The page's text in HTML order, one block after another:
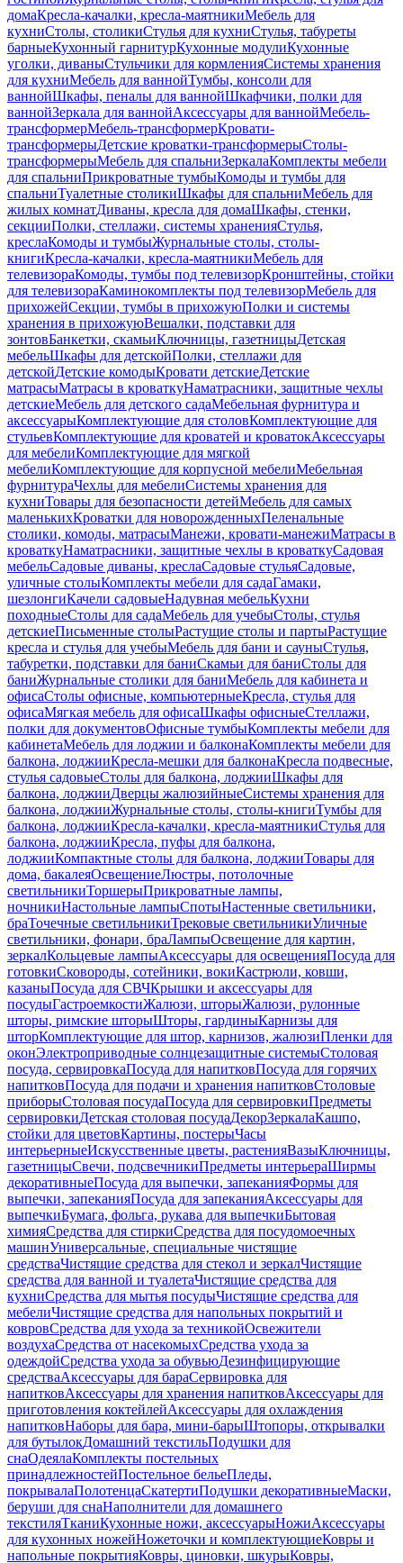
домаКресла-качалки, кресла-маятникиМебель для
кухниСтолы, столикиСтулья для кухниСтулья, табуреты
барныеКухонный гарнитурКухонные модулиКухонные
уголки, диваныСтульчики для кормленияСистемы хранения
для кухниМебель для ваннойТумбы, консоли для
ваннойШкафы, пеналы для ваннойШкафчики, полки для
ваннойЗеркала для ваннойАксессуары для ваннойМебель-
трансформерМебель-трансформерКровати-
трансформерыДетские кроватки-трансформерыСтолы-
трансформерыМебель для спальниЗеркалаКомплекты мебели
для спальниПрикроватные тумбыКомоды и тумбы для
спальниТуалетные столикиШкафы для спальниМебель для
жилых комнатДиваны, кресла для домаШкафы, стенки,
секцииПолки, стеллажи, системы храненияСтулья,
креслаКомоды и тумбыЖурнальные столы, столы-
книгиКресла-качалки, кресла-маятникиМебель для
телевизораКомоды, тумбы под телевизорКронштейны, стойки
для телевизораКаминокомплекты под телевизорМебель для
прихожейСекции, тумбы в прихожуюПолки и системы
хранения в прихожуюВешалки, подставки для
зонтовБанкетки, скамьиКлючницы, газетницыДетская
мебельШкафы для детскойПолки, стеллажи для
детскойДетские комодыКровати детскиеДетские
матрасыМатрасы в кроваткуНаматрасники, защитные чехлы
детскиеМебель для детского садаМебельная фурнитура и
аксессуарыКомплектующие для столовКомплектующие для
стульевКомплектующие для кроватей и кроватокАксессуары
для мебелиКомплектующие для мягкой
мебелиКомплектующие для корпусной мебелиМебельная
фурнитураЧехлы для мебелиСистемы хранения для
кухниТовары для безопасности детейМебель для самых
маленькихКроватки для новорожденныхПеленальные
столики, комоды, матрасыМанежи, кровати-манежиМатрасы в
кроваткуНаматрасники, защитные чехлы в кроваткуСадовая
мебельСадовые диваны, креслаСадовые стульяСадовые,
уличные столыКомплекты мебели для садаГамаки,
шезлонгиКачели садовыеНадувная мебельКухни
походныеСтолы для садаМебель для учебыСтолы, стулья
детскиеПисьменные столыРастущие столы и партыРастущие
кресла и стулья для учебыМебель для бани и сауныСтулья,
табуретки, подставки для баниСкамьи для баниСтолы для
баниЖурнальные столики для баниМебель для кабинета и
офисаСтолы офисные, компьютерныеКресла, стулья для
офисаМягкая мебель для офисаШкафы офисныеСтеллажи,
полки для документовОфисные тумбыКомплекты мебели для
кабинетаМебель для лоджии и балконаКомплекты мебели для
балкона, лоджииКресла-мешки для балконаКресла подвесные,
стулья садовыеСтолы для балкона, лоджииШкафы для
балкона, лоджииДверцы жалюзийныеСистемы хранения для
балкона, лоджииЖурнальные столы, столы-книгиТумбы для
балкона, лоджииКресла-качалки, кресла-маятникиСтулья для
балкона, лоджииКресла, пуфы для балкона,
лоджииКомпактные столы для балкона, лоджииТовары для
дома, бакалеяОсвещениеЛюстры, потолочные
светильникиТоршерыПрикроватные лампы,
ночникиНастольные лампыСпотыНастенные светильники,
браТочечные светильникиТрековые светильникиУличные
светильники, фонари, браЛампыОсвещение для картин,
зеркалКольцевые лампыАксессуары для освещенияПосуда для
готовкиСковороды, сотейники, вокиКастрюли, ковши,
казаныПосуда для СВЧКрышки и аксессуары для
посудыГастроемкостиЖалюзи, шторыЖалюзи, рулонные
шторы, римские шторыШторы, гардиныКарнизы для
шторКомплектующие для штор, карнизов, жалюзиПленки для
оконЭлектроприводные солнцезащитные системыСтоловая
посуда, сервировкаПосуда для напитковПосуда для горячих
напитковПосуда для подачи и хранения напитковСтоловые
приборыСтоловая посудаПосуда для сервировкиПредметы
сервировкиДетская столовая посудаДекорЗеркалаКашпо,
стойки для цветовКартины, постерыЧасы
интерьерныеИскусственные цветы, растенияВазыКлючницы,
газетницыСвечи, подсвечникиПредметы интерьераШирмы
декоративныеПосуда для выпечки, запеканияФормы для
выпечки, запеканияПосуда для запеканияАксессуары для
выпечкиБумага, фольга, рукава для выпечкиБытовая
химияСредства для стиркиСредства для посудомоечных
машинУниверсальные, специальные чистящие
средстваЧистящие средства для стекол и зеркалЧистящие
средства для ванной и туалетаЧистящие средства для
кухниСредства для мытья посудыЧистящие средства для
мебелиЧистящие средства для напольных покрытий и
ковровСредства для ухода за техникойОсвежители
воздухаСредства от насекомыхСредства ухода за
одеждойСредства ухода за обувьюДезинфицирующие
средстваАксессуары для бараСервировка для
напитковАксессуары для хранения напитковАксессуары для
приготовления коктейлейАксессуары для охлаждения
напитковНаборы для бара, мини-барыШтопоры, открывалки
для бутылокДомашний текстильПодушки для
снаОдеялаКомплекты постельных
принадлежностейПостельное бельеПледы,
покрывалаПолотенцаСкатертиПодушки декоративныеМаски,
беруши для снаНаполнители для домашнего
текстиляТканиКухонные ножи, аксессуарыНожиАксессуары
для кухонных ножейНожеточки и комплектующиеКовры и
напольные покрытияКовры, циновки, шкурыКовры,